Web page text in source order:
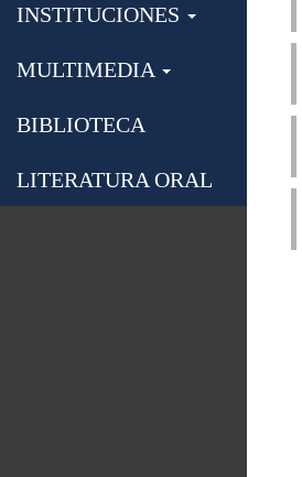
INSTITUCIONES
MULTIMEDIA
BIBLIOTECA
LITERATURA ORAL